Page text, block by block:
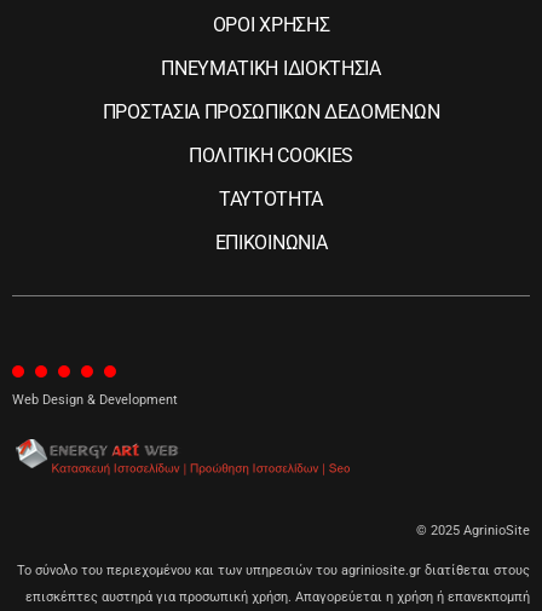
ΟΡΟΙ ΧΡΗΣΗΣ
ΠΝΕΥΜΑΤΙΚΗ ΙΔΙΟΚΤΗΣΙΑ
ΠΡΟΣΤΑΣΙΑ ΠΡΟΣΩΠΙΚΩΝ ΔΕΔΟΜΕΝΩΝ
ΠΟΛΙΤΙΚΗ COOKIES
ΤΑΥΤΟΤΗΤΑ
ΕΠΙΚΟΙΝΩΝΙΑ
Web Design & Development
© 2025 AgrinioSite
Το σύνολο του περιεχομένου και των υπηρεσιών του agriniosite.gr διατίθεται στους
επισκέπτες αυστηρά για προσωπική χρήση. Απαγορεύεται η χρήση ή επανεκπομπή